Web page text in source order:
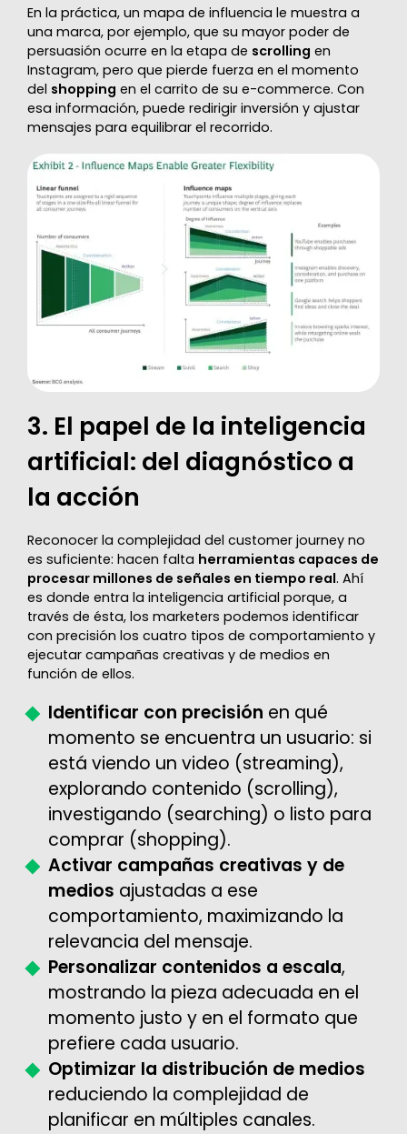
En la práctica, un mapa de influencia le muestra a
una marca, por ejemplo, que su mayor poder de
persuasión ocurre en la etapa de scrolling en
Instagram, pero que pierde fuerza en el momento
del shopping en el carrito de su e-commerce. Con
esa información, puede redirigir inversión y ajustar
mensajes para equilibrar el recorrido.
3. El papel de la inteligencia
artificial: del diagnóstico a
la acción
Reconocer la complejidad del customer journey no
es suficiente: hacen falta herramientas capaces de
procesar millones de señales en tiempo real. Ahí
es donde entra la inteligencia artificial porque, a
través de ésta, los marketers podemos identificar
con precisión los cuatro tipos de comportamiento y
ejecutar campañas creativas y de medios en
función de ellos.
Identificar con precisión en qué
momento se encuentra un usuario: si
está viendo un video (streaming),
explorando contenido (scrolling),
investigando (searching) o listo para
comprar (shopping).
Activar campañas creativas y de
medios ajustadas a ese
comportamiento, maximizando la
relevancia del mensaje.
Personalizar contenidos a escala,
mostrando la pieza adecuada en el
momento justo y en el formato que
prefiere cada usuario.
Optimizar la distribución de medios
reduciendo la complejidad de
planificar en múltiples canales.